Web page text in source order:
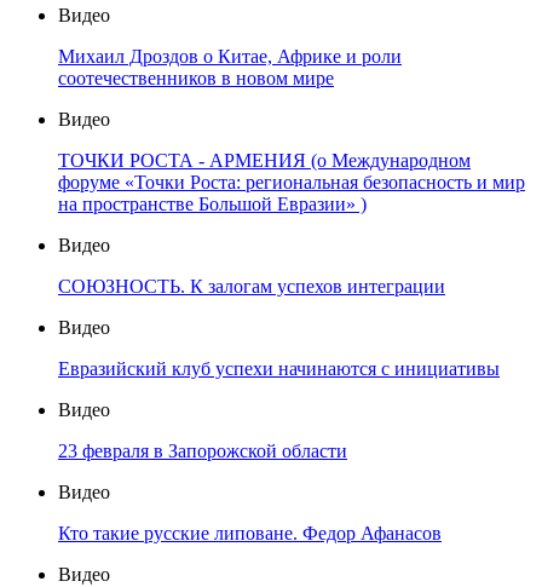
Видео
Михаил Дроздов о Китае, Африке и роли
соотечественников в новом мире
Видео
ТОЧКИ РОСТА - АРМЕНИЯ (о Международном
форуме «Точки Роста: региональная безопасность и мир
на пространстве Большой Евразии» )
Видео
СОЮЗНОСТЬ. К залогам успехов интеграции
Видео
Евразийский клуб успехи начинаются с инициативы
Видео
23 февраля в Запорожской области
Видео
Кто такие русские липоване. Федор Афанасов
Видео